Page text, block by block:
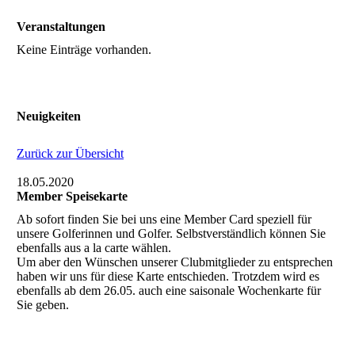
Veranstaltungen
Keine Einträge vorhanden.
Neuigkeiten
Zurück zur Übersicht
18.05.2020
Member Speisekarte
Ab sofort finden Sie bei uns eine Member Card speziell für
unsere Golferinnen und Golfer. Selbstverständlich können Sie
ebenfalls aus a la carte wählen.
Um aber den Wünschen unserer Clubmitglieder zu entsprechen
haben wir uns für diese Karte entschieden. Trotzdem wird es
ebenfalls ab dem 26.05. auch eine saisonale Wochenkarte für
Sie geben.